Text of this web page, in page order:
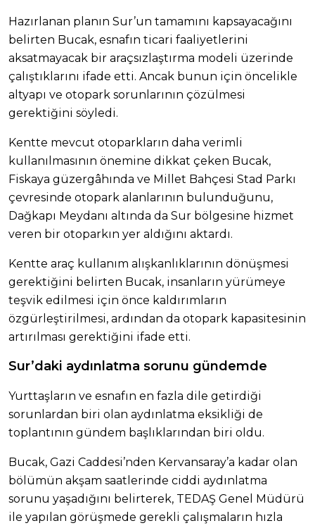
Hazırlanan planın Sur’un tamamını kapsayacağını
belirten Bucak, esnafın ticari faaliyetlerini
aksatmayacak bir araçsızlaştırma modeli üzerinde
çalıştıklarını ifade etti. Ancak bunun için öncelikle
altyapı ve otopark sorunlarının çözülmesi
gerektiğini söyledi.
Kentte mevcut otoparkların daha verimli
kullanılmasının önemine dikkat çeken Bucak,
Fiskaya güzergâhında ve Millet Bahçesi Stad Parkı
çevresinde otopark alanlarının bulunduğunu,
Dağkapı Meydanı altında da Sur bölgesine hizmet
veren bir otoparkın yer aldığını aktardı.
Kentte araç kullanım alışkanlıklarının dönüşmesi
gerektiğini belirten Bucak, insanların yürümeye
teşvik edilmesi için önce kaldırımların
özgürleştirilmesi, ardından da otopark kapasitesinin
artırılması gerektiğini ifade etti.
Sur’daki aydınlatma sorunu gündemde
Yurttaşların ve esnafın en fazla dile getirdiği
sorunlardan biri olan aydınlatma eksikliği de
toplantının gündem başlıklarından biri oldu.
Bucak, Gazi Caddesi’nden Kervansaray’a kadar olan
bölümün akşam saatlerinde ciddi aydınlatma
sorunu yaşadığını belirterek, TEDAŞ Genel Müdürü
ile yapılan görüşmede gerekli çalışmaların hızla